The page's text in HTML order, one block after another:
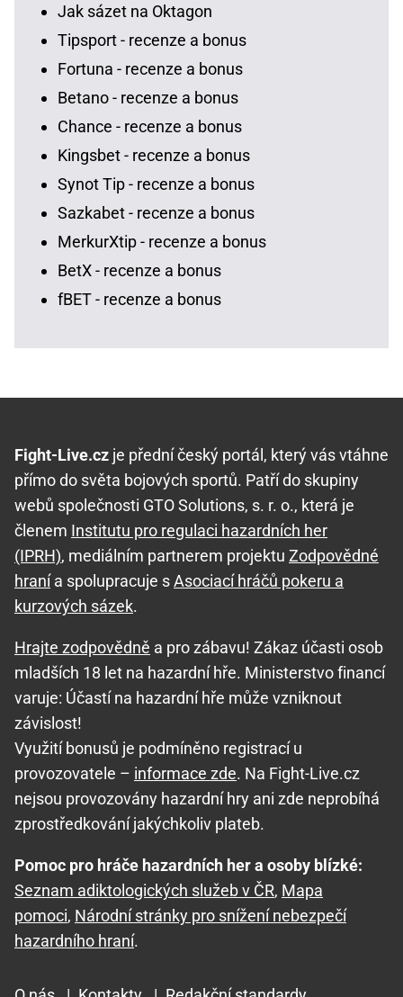
Jak sázet na Oktagon
Tipsport - recenze a bonus
Fortuna - recenze a bonus
Betano - recenze a bonus
Chance - recenze a bonus
Kingsbet - recenze a bonus
Synot Tip - recenze a bonus
Sazkabet - recenze a bonus
MerkurXtip - recenze a bonus
BetX - recenze a bonus
fBET - recenze a bonus
Fight-Live.cz je přední český portál, který vás vtáhne
přímo do světa bojových sportů. Patří do skupiny
webů společnosti GTO Solutions, s. r. o., která je
členem Institutu pro regulaci hazardních her
(IPRH), mediálním partnerem projektu Zodpovědné
hranía spolupracuje sAsociací hráčů pokeru a
kurzových sázek.
Hrajte zodpovědně a pro zábavu! Zákaz účasti osob
mladších 18 let na hazardní hře. Ministerstvo financí
varuje: Účastí na hazardní hře může vzniknout
závislost!
Využití bonusů je podmíněno registrací u
provozovatele – informace zde. Na Fight-Live.cz
nejsou provozovány hazardní hry ani zde neprobíhá
zprostředkování jakýchkoliv plateb.
Pomoc pro hráče hazardních her a osoby blízké:
Seznam adiktologických služeb v ČR, Mapa
pomoci, Národní stránky pro snížení nebezpečí
hazardního hraní.